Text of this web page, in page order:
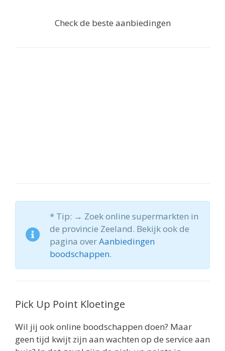
pagina overAanbiedingen
boodschappen.
Pick Up Point Kloetinge
geen tijd kwijt zijn aan wachten op de service aan
huis? In dat geval zijn de pick-up points in
Kloetinge wat voor jou. Jij benut dan het grote
gemak van online boodschappen doen, maar je
haalt het af bij een afhaalpunt wanneer jij wilt.